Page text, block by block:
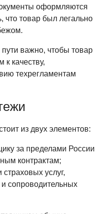
оформляются
что товар был легально
важно, чтобы товар
к качеству,
техрегламентам
из двух элементов:
за пределами России
контрактам;
страховых услуг,
сопроводительных